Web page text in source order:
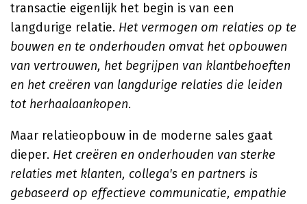
transactie eigenlijk het begin is van een
langdurige relatie. Het vermogen om relaties op te
bouwen en te onderhouden omvat het opbouwen
van vertrouwen, het begrijpen van klantbehoeften
en het creëren van langdurige relaties die leiden
tot herhaalaankopen.
Maar relatieopbouw in de moderne sales gaat
dieper. Het creëren en onderhouden van sterke
relaties met klanten, collega's en partners is
gebaseerd op effectieve communicatie, empathie